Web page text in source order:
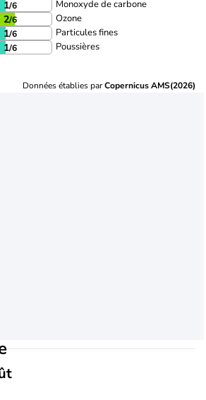
1/6 Monoxyde de carbone
2/6 Ozone
1/6 Particules fines
1/6 Poussières
Données établies parCopernicus AMS(2026)